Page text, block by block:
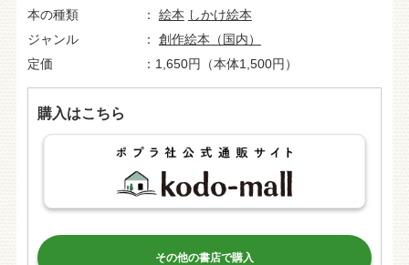
本の種類
絵本 しかけ絵本
ジャンル
創作絵本（国内）
定価
1,650円（本体1,500円）
購入はこちら
その他の書店で購入